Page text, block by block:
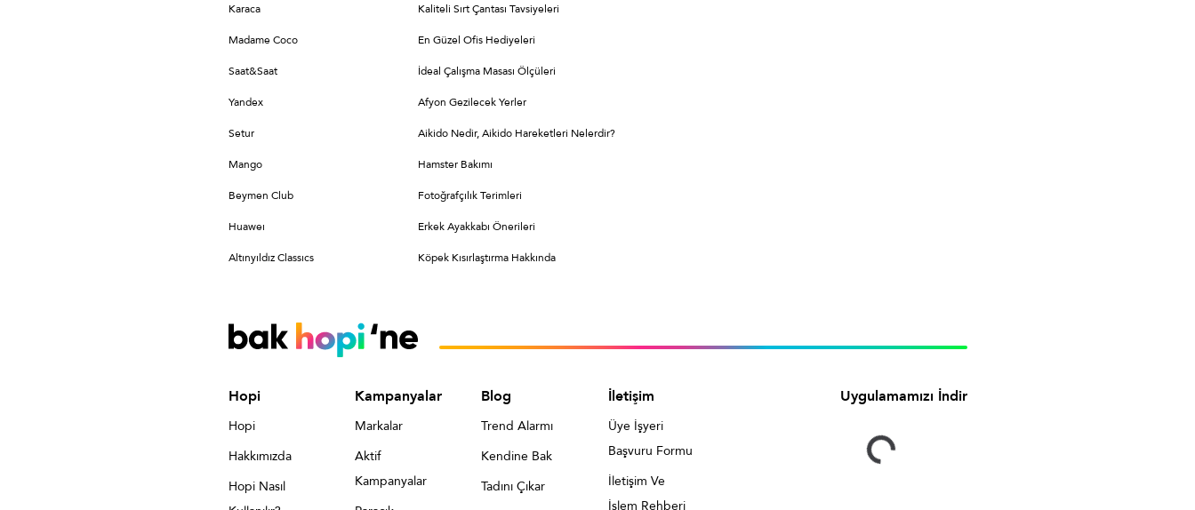
Karaca
Madame Coco
Saat&Saat
Yandex
Setur
Mango
Beymen Club
Huaweı
Altınyıldız Classıcs
Kaliteli Sırt Çantası Tavsiyeleri
En Güzel Ofis Hediyeleri
İdeal Çalışma Masası Ölçüleri
Afyon Gezilecek Yerler
Aikido Nedir, Aikido Hareketleri Nelerdir?
Hamster Bakımı
Fotoğrafçılık Terimleri
Erkek Ayakkabı Önerileri
Köpek Kısırlaştırma Hakkında
Hopi
Hopi
Hakkımızda
Hopi Nasıl
Kampanyalar
Markalar
Aktif
Kampanyalar
Blog
Trend Alarmı
Kendine Bak
Tadını Çıkar
İletişim
Üye İşyeri
Başvuru Formu
İletişim Ve
İşlem Rehberi
Uygulamamızı İndir